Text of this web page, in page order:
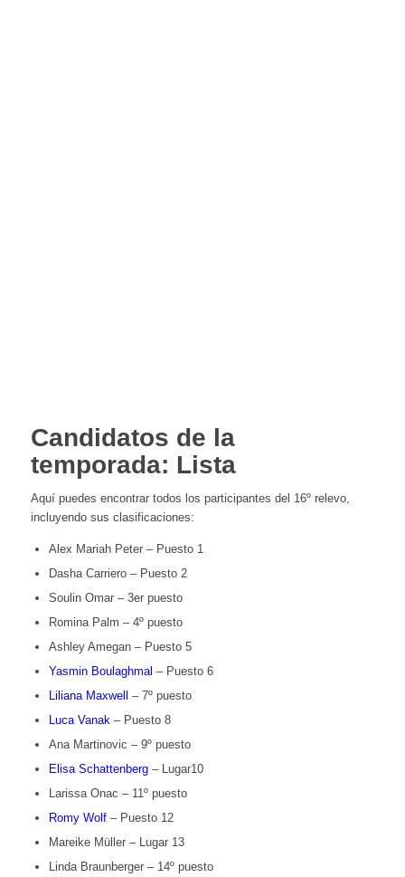
Candidatos de la
temporada: Lista
Aquí puedes encontrar todos los participantes del 16º relevo,
incluyendo sus clasificaciones:
Alex Mariah Peter – Puesto 1
Dasha Carriero – Puesto 2
Soulin Omar – 3er puesto
Romina Palm – 4º puesto
Ashley Amegan – Puesto 5
Yasmin Boulaghmal – Puesto 6
Liliana Maxwell
– 7º puesto
Luca Vanak– Puesto 8
Ana Martinovic – 9º puesto
Elisa Schattenberg– Lugar10
Larissa Onac – 11º puesto
Romy Wolf– Puesto 12
Mareike Müller – Lugar 13
Linda Braunberger – 14º puesto